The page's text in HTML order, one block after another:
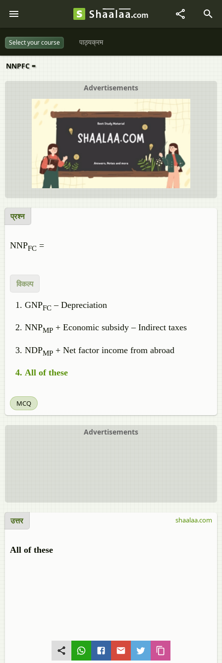
Select your course पाठ्यक्रम
NNPFC =
Advertisements
प्रश्न
NNPFC =
विकल्प
GNPFC – Depreciation
NNPMP + Economic subsidy – Indirect taxes
NDPMP + Net factor income from abroad
All of these
MCQ
Advertisements
उत्तर
All of these
shaalaa.com